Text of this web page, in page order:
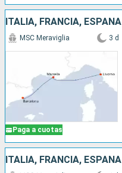
ITALIA, FRANCIA, ESPAÑA
Paga a cuotas
MSC Meraviglia 3 d
ITALIA, FRANCIA, ESPAÑA